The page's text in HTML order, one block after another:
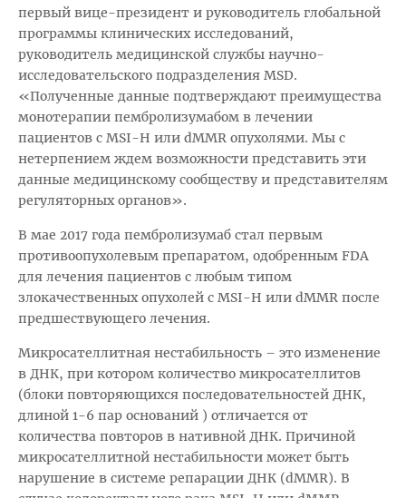
первый вице-президент и руководитель глобальной
программы клинических исследований,
руководитель медицинской службы научно-
исследовательского подразделения MSD.
«Полученные данные подтверждают преимущества
монотерапии пембролизумабом в лечении
пациентов с MSI-H или dMMR опухолями. Мы с
нетерпением ждем возможности представить эти
данные медицинскому сообществу и представителям
регуляторных органов».
В мае 2017 года пембролизумаб стал первым
противоопухолевым препаратом, одобренным FDA
для лечения пациентов с любым типом
злокачественных опухолей с MSI-H или dMMR после
предшествующего лечения.
Микросателлитная нестабильность – это изменение
в ДНК, при котором количество микросателлитов
(блоки повторяющихся последовательностей ДНК,
длиной 1-6 пар оснований ) отличается от
количества повторов в нативной ДНК. Причиной
микросателлитной нестабильности может быть
нарушение в системе репарации ДНК (dMMR). В